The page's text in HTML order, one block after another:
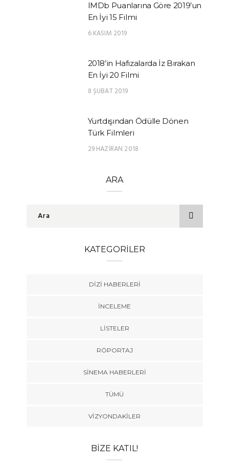
IMDb Puanlarına Göre 2019’un
En İyi 15 Filmi
6 KASIM 2019
2018’in Hafızalarda İz Bırakan
En İyi 20 Filmi
8 ŞUBAT 2019
Yurtdışından Ödülle Dönen
Türk Filmleri
29 HAZIRAN 2018
ARA
KATEGORILER
DIZI HABERLERI
İNCELEME
LISTELER
RÖPORTAJ
SINEMA HABERLERI
TÜMÜ
VIZYONDAKILER
BIZE KATIL!